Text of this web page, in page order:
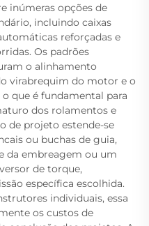
inúmeras opções de
incluindo caixas
reforçadas e
Os padrões
o alinhamento
virabrequim do motor e o
que é fundamental para
dos rolamentos e
de projeto estende-se
ou buchas de guia,
da embreagem ou um
de torque,
específica escolhida.
individuais, essa
os custos de